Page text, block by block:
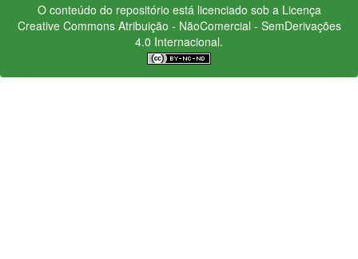
O conteúdo do repositório está licenciado sob a Licença
Creative CommonsAtribuição - NãoComercial - SemDerivações
4.0 Internacional.